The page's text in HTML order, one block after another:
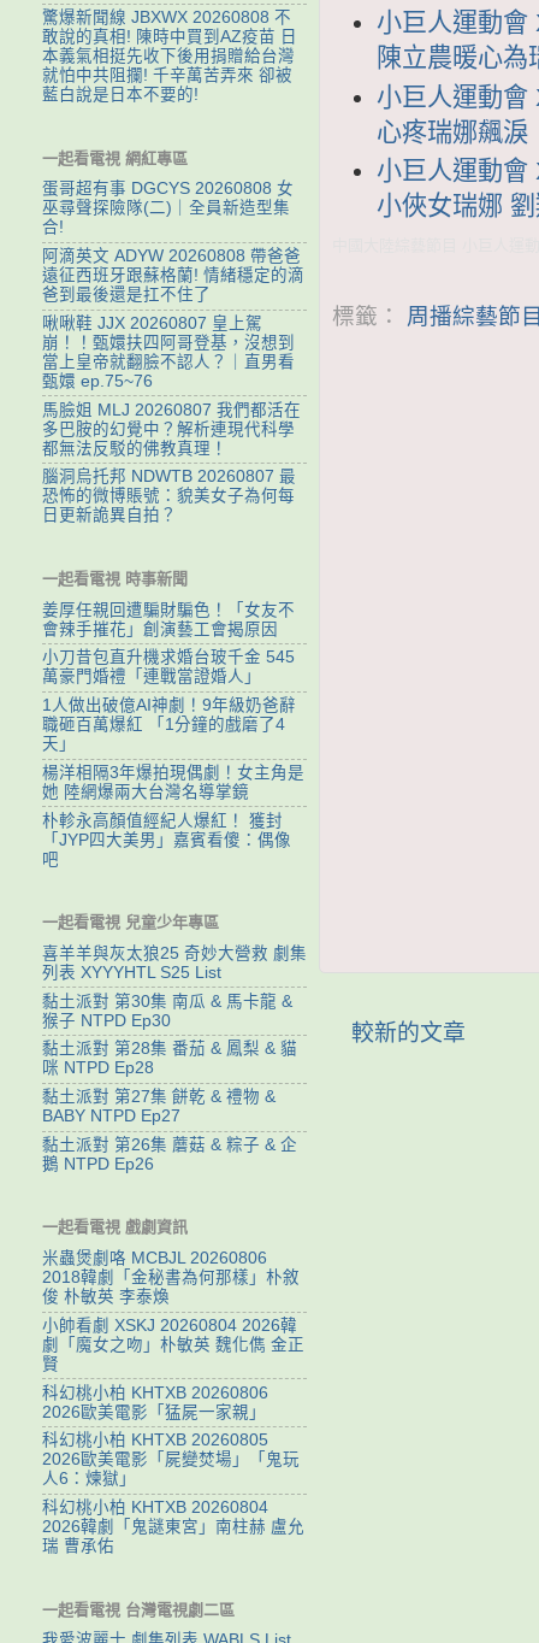
小巨人運動會
陳立農暖心為
小巨人運動會
心疼瑞娜飆淚
小巨人運動會
小俠女瑞娜
標籤： 周播綜藝節
較新的文章
驚爆新聞線 JBXWX 20260808 不
敢說的真相! 陳時中買到AZ疫苗 日
本義氣相挺先收下後用捐贈給台灣
就怕中共阻攔! 千辛萬苦弄來 卻被
藍白說是日本不要的!
一起看電視 網紅專區
蛋哥超有事 DGCYS 20260808 女
巫尋聲探險隊(二)｜全員新造型集
合!
阿滴英文 ADYW 20260808 帶爸爸
遠征西班牙跟蘇格蘭! 情緒穩定的滴
爸到最後還是扛不住了
啾啾鞋 JJX 20260807 皇上駕
崩！！甄嬛扶四阿哥登基，沒想到
當上皇帝就翻臉不認人？｜直男看
甄嬛 ep.75~76
馬臉姐 MLJ 20260807 我們都活在
多巴胺的幻覺中？解析連現代科學
都無法反駁的佛教真理！
腦洞烏托邦 NDWTB 20260807 最
恐怖的微博賬號：貌美女子為何每
日更新詭異自拍？
一起看電視 時事新聞
姜厚任親回遭騙財騙色！「女友不
會辣手摧花」創演藝工會揭原因
小刀昔包直升機求婚台玻千金 545
萬豪門婚禮「連戰當證婚人」
1人做出破億AI神劇！9年級奶爸辭
職砸百萬爆紅 「1分鐘的戲磨了4
天」
楊洋相隔3年爆拍現偶劇！女主角是
她 陸網爆兩大台灣名導掌鏡
朴軫永高顏值經紀人爆紅！ 獲封
「JYP四大美男」嘉賓看傻：偶像
吧
一起看電視 兒童少年專區
喜羊羊與灰太狼25 奇妙大營救 劇集
列表 XYYYHTL S25 List
黏土派對 第30集 南瓜 & 馬卡龍 &
猴子 NTPD Ep30
黏土派對 第28集 番茄 & 鳳梨 & 貓
咪 NTPD Ep28
黏土派對 第27集 餅乾 & 禮物 &
BABY NTPD Ep27
黏土派對 第26集 蘑菇 & 粽子 & 企
鵝 NTPD Ep26
一起看電視 戲劇資訊
米蟲煲劇咯 MCBJL 20260806
2018韓劇「金秘書為何那樣」朴敘
俊 朴敏英 李泰煥
小帥看劇 XSKJ 20260804 2026韓
劇「魔女之吻」朴敏英 魏化儁 金正
賢
科幻桃小柏 KHTXB 20260806
2026歐美電影「猛屍一家親」
科幻桃小柏 KHTXB 20260805
2026歐美電影「屍變焚場」「鬼玩
人6：煉獄」
科幻桃小柏 KHTXB 20260804
2026韓劇「鬼謎東宮」南柱赫 盧允
瑞 曹承佑
一起看電視 台灣電視劇二區